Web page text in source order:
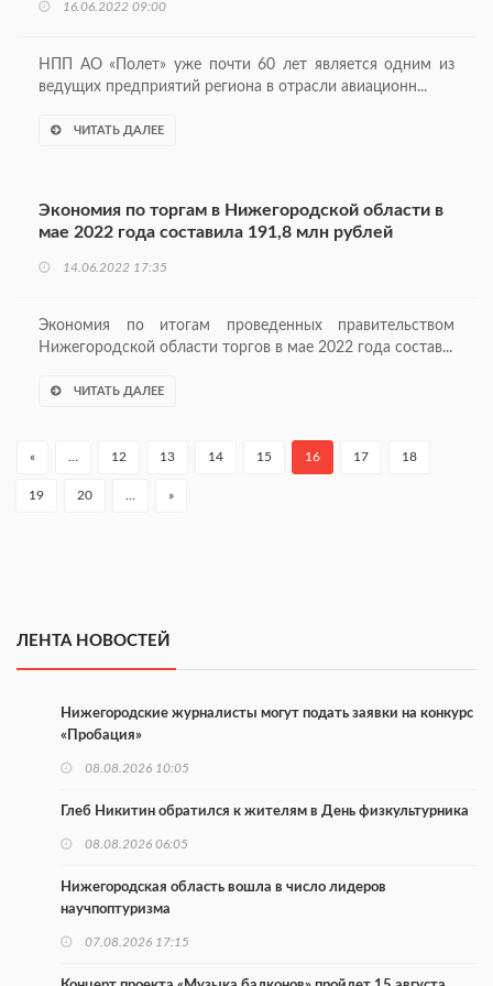
16.06.2022 09:00
НПП АО «Полет» уже почти 60 лет является одним из
ведущих предприятий региона в отрасли авиационн...
ЧИТАТЬ ДАЛЕЕ
Экономия по торгам в Нижегородской области в
мае 2022 года составила 191,8 млн рублей
14.06.2022 17:35
Экономия по итогам проведенных правительством
Нижегородской области торгов в мае 2022 года состав...
ЧИТАТЬ ДАЛЕЕ
« 12 13 14 15 16 17 18
19 20 »
ЛЕНТА НОВОСТЕЙ
Нижегородские журналисты могут подать заявки на конкурс
«Пробация»
08.08.2026 10:05
Глеб Никитин обратился к жителям в День физкультурника
08.08.2026 06:05
Нижегородская область вошла в число лидеров
научпоптуризма
07.08.2026 17:15